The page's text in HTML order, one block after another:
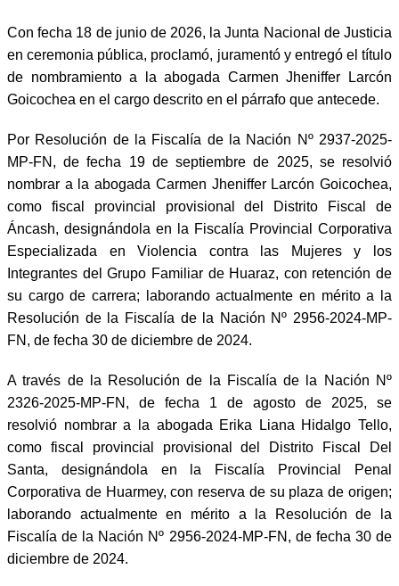
Con fecha 18 de junio de 2026, la Junta Nacional de Justicia
en ceremonia pública, proclamó, juramentó y entregó el título
de nombramiento a la abogada Carmen Jheniffer Larcón
Goicochea en el cargo descrito en el párrafo que antecede.
Por Resolución de la Fiscalía de la Nación Nº 2937-2025-
MP-FN, de fecha 19 de septiembre de 2025, se resolvió
nombrar a la abogada Carmen Jheniffer Larcón Goicochea,
como fiscal provincial provisional del Distrito Fiscal de
Áncash, designándola en la Fiscalía Provincial Corporativa
Especializada en Violencia contra las Mujeres y los
Integrantes del Grupo Familiar de Huaraz, con retención de
su cargo de carrera; laborando actualmente en mérito a la
Resolución de la Fiscalía de la Nación Nº 2956-2024-MP-
FN, de fecha 30 de diciembre de 2024.
A través de la Resolución de la Fiscalía de la Nación Nº
2326-2025-MP-FN, de fecha 1 de agosto de 2025, se
resolvió nombrar a la abogada Erika Liana Hidalgo Tello,
como fiscal provincial provisional del Distrito Fiscal Del
Santa, designándola en la Fiscalía Provincial Penal
Corporativa de Huarmey, con reserva de su plaza de origen;
laborando actualmente en mérito a la Resolución de la
Fiscalía de la Nación Nº 2956-2024-MP-FN, de fecha 30 de
diciembre de 2024.